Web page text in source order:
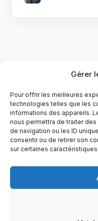
Gérer
Pour offrir les meilleures
technologies telles que les
informations des appareils.
nous permettra de traiter
de navigation ou les ID
consentir ou de retirer son
sur certaines
YubiGeek est un média
technologies, à la culture
actualités, guides, tests
du web, du gaming et